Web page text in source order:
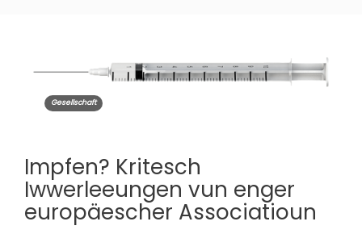
Gesellschaft
Impfen? Kritesch
Iwwerleeungen vun enger
europäescher Associatioun